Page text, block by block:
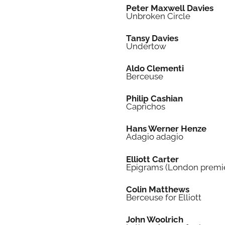
Peter Maxwell Davies
Unbroken Circle
Tansy Davies
Undertow
Aldo Clementi
Berceuse
Philip Cashian
Caprichos
Hans Werner Henze
Adagio adagio
Elliott Carter
Epigrams (London
Colin Matthews
Berceuse for Elliott
John Woolrich